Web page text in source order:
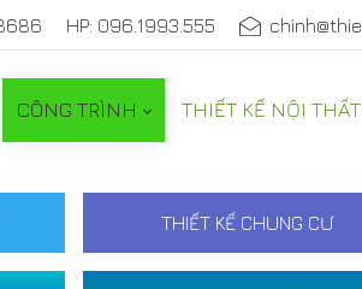
HP: 096.1993.555
CÔNG TRÌNH THIẾT KẾ NỘI THẤT
THIẾT KẾ CHUNG CƯ